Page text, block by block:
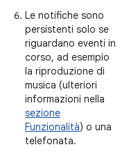
Le notifiche sono
persistenti solo se
riguardano eventi in
corso, ad esempio
la riproduzione di
musica (ulteriori
informazioni nella
sezione
Funzionalità) o una
telefonata.